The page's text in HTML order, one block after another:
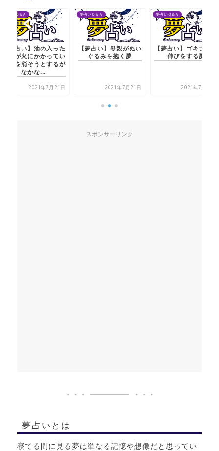
夢占いＱ＆Ａ
【夢占い】油の入った
なべが火にかかってい
て火を消そうとするが
なかな...
2021年7月21日
夢占いＱ＆Ａ
【夢占い】母親がぬい
ぐるみを抱く夢
2021年7月21日
夢占いＱ＆Ａ
【夢占い】ゴキブリが
伸びをする夢
2021年7月21日
スポンサーリンク
夢占いとは
寝てる間に見る夢は単なる記憶や想像だと思ってい